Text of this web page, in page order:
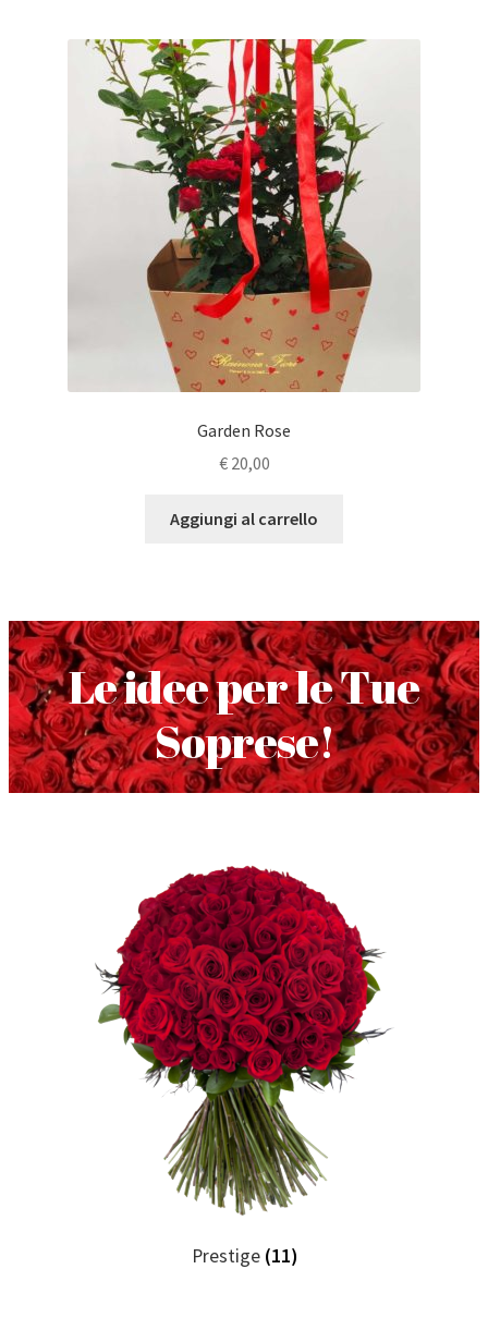
Garden Rose
€20,00
Aggiungi al carrello
Le idee per le Tue
Soprese!
Prestige (11)